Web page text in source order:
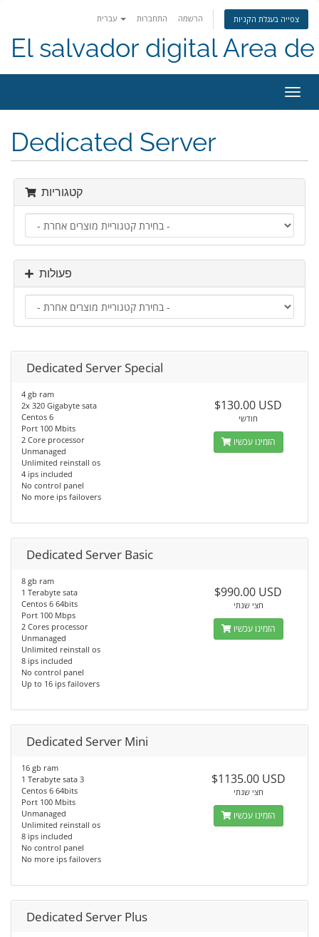
התחברות הרשמה צפייה בעגלת הקניות
El salvador digital Area
ניווט
Dedicated Server
קטגוריות
פעולות
Dedicated Server Special
4 gb ram
2x 320 Gigabyte sata
Centos 6
Port 100 Mbits
2 Core processor
Unmanaged
Unlimited reinstall os
4 ips included
No control panel
No more ips failovers
$130.00 USD
חודשי
הזמינו עכשיו
Dedicated Server Basic
8 gb ram
1 Terabyte sata
Centos 6 64bits
Port 100 Mbps
2 Cores processor
Unmanaged
Unlimited reinstall os
8 ips included
No control panel
Up to 16 ips failovers
$990.00 USD
חצי שנתי
הזמינו עכשיו
Dedicated Server Mini
16 gb ram
1 Terabyte sata 3
Centos 6 64bits
Port 100 Mbits
Unmanaged
Unlimited reinstall os
8 ips included
No control panel
No more ips failovers
$1135.00 USD
חצי שנתי
הזמינו עכשיו
Dedicated Server Plus